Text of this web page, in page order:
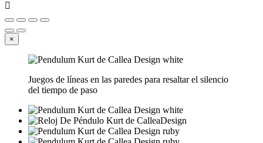

×
Juegos de líneas en las paredes para resaltar el silencio
del tiempo de paso